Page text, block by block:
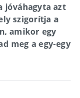
jóváhagyta azt
szigorítja a
amikor egy
meg a egy-egy